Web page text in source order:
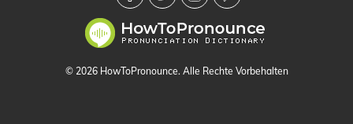
© 2026 HowToPronounce. Alle Rechte Vorbehalten